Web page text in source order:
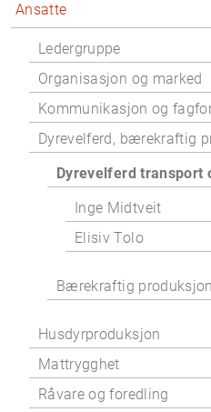
Ansatte
Ledergruppe
Organisasjon og marked
Kommunikasjon og
Dyrevelferd, bærekraftig
Dyrevelferd transport
Inge Midtveit
Elisiv Tolo
Bærekraftig
Husdyrproduksjon
Mattrygghet
Råvare og foredling